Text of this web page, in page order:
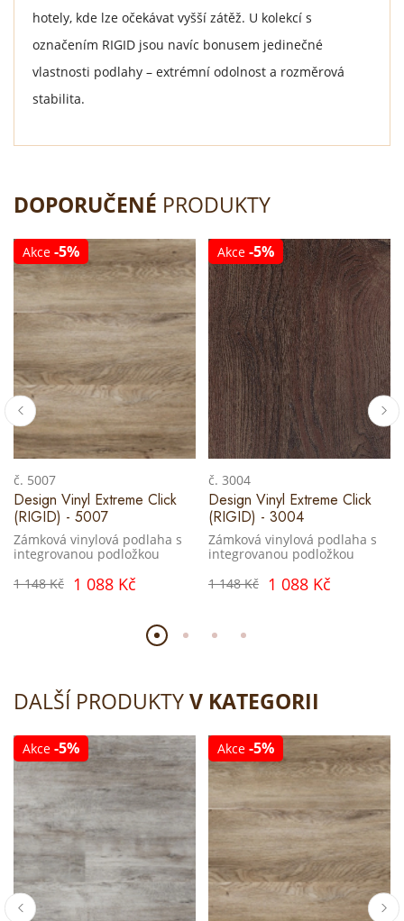
hotely, kde lze očekávat vyšší zátěž. U kolekcí s
označením RIGID jsou navíc bonusem jedinečné
vlastnosti podlahy – extrémní odolnost a rozměrová
stabilita.
DOPORUČENÉ PRODUKTY
Akce -5%
č. 5007
Design Vinyl Extreme Click
(RIGID) - 5007
Zámková vinylová podlaha s
integrovanou podložkou
1 148 Kč
1 088 Kč
Akce -5%
č. 3004
Design Vinyl Extreme Click
(RIGID) - 3004
Zámková vinylová podlaha s
integrovanou podložkou
1 148 Kč
1 088 Kč
DALŠÍ PRODUKTYV KATEGORII
Akce -5% Akce -5%